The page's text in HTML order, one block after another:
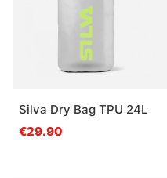
Silva Dry Bag TPU 24L
€29.90